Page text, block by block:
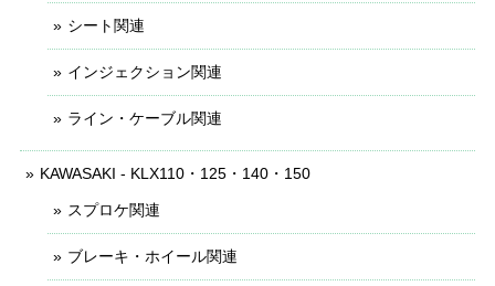
シート関連
インジェクション関連
ライン・ケーブル関連
KAWASAKI - KLX110・125・140・150
スプロケ関連
ブレーキ・ホイール関連